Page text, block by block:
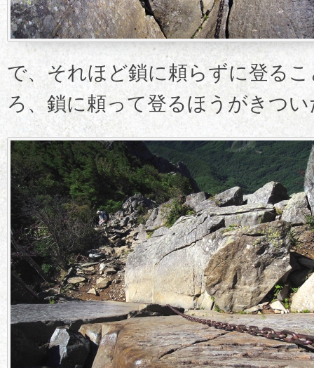
で、それほど鎖に頼らずに登る
ろ、鎖に頼って登るほうがきつ